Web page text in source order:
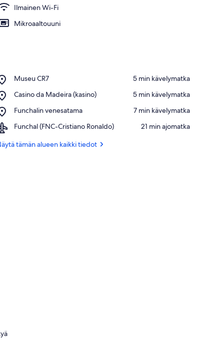
Ilmainen Wi-Fi
Mikroaaltouuni
Museu CR7
Place,
CR7
‪5 min kävelymatka‬
Casino da Madeira (kasino)
Place,
da
(kasino)
‪5 min kävelymatka‬
Funchalin venesatama
Place,
venesatama
‪7 min kävelymatka‬
Funchal (FNC-Cristiano Ronaldo)
Airport,
(FNC-
‪21 min ajomatka‬
tämän alueen kaikki tiedot